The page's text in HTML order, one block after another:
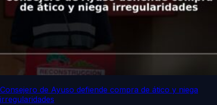
Consejero de Ayuso defiende compra de ático y niega
irregularidades